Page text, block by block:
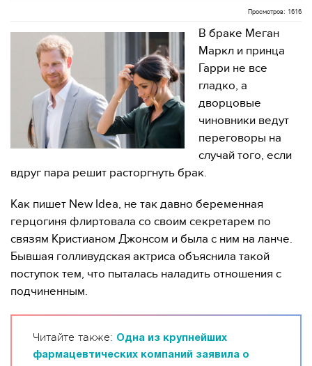
Просмотров: 1616
В браке Меган
Маркл и принца
Гарри не все
гладко, а
дворцовые
чиновники ведут
переговоры на
случай того, если
вдруг пара решит расторгнуть брак.
Как пишет New Idea, не так давно беременная
герцогиня флиртовала со своим секретарем по
связям Кристианом Джонсом и была с ним на ланче.
Бывшая голливудская актриса объяснила такой
поступок тем, что пыталась наладить отношения с
подчиненным.
Читайте также: Одна из крупнейших
фармацевтических компаний заявила о